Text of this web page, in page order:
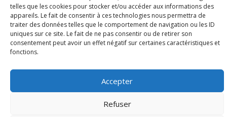
telles que les cookies pour stocker et/ou accéder aux informations des
appareils. Le fait de consentir à ces technologies nous permettra de
traiter des données telles que le comportement de navigation ou les ID
uniques sur ce site. Le fait de ne pas consentir ou de retirer son
consentement peut avoir un effet négatif sur certaines caractéristiques et
fonctions.
Accepter
Refuser
Étude d’évaluabilité des Structures
d’accompagnement à l’autocréation d’emploi (SAACE)
01 Juil 2026
Pénurie du personnel infirmier :quels indicateurs
Wallonie ?